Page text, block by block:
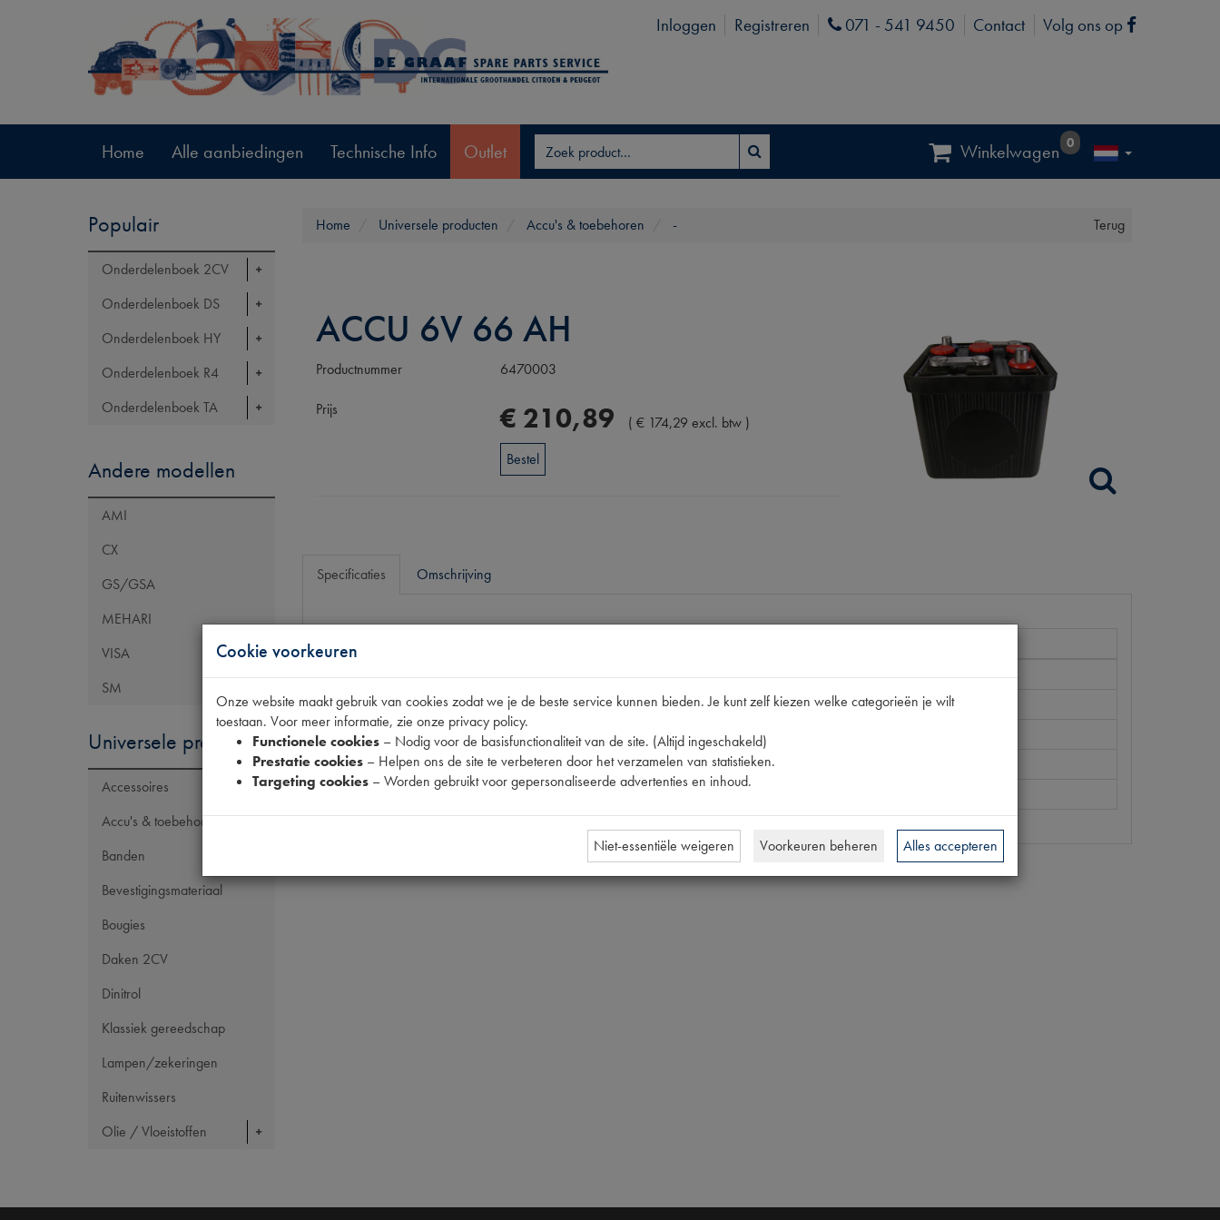
Inloggen Registreren Phone
071 - 541 9450 Contact Volg ons op Facebook
Home Alle aanbiedingen Technische Info Outlet Winkelwagen 0
Populair
Onderdelenboek 2CV
Onderdelenboek DS
Onderdelenboek HY
Onderdelenboek R4
Onderdelenboek TA
Andere modellen
AMI
CX
GS/GSA
MEHARI
VISA
SM
Universele producten
Accessoires
Accu's & toebehoren
Banden
Bevestigingsmateriaal
Bougies
Daken 2CV
Dinitrol
Klassiek gereedschap
Lampen/zekeringen
Ruitenwissers
Olie / Vloeistoffen
Terug
Home Universele producten Accu's & toebehoren -
ACCU 6V 66 AH
Productnummer 6470003
Prijs € 210,89 (€ 174,29 excl. btw )
Bestel
Specificaties Omschrijving
Model Citroën
TT
Tecdoc brandnummer
0
OE Citroën
6612
Codes
06611 | 6611 | M 6612 | P1
Cookie voorkeuren
Onze website maakt gebruik van cookies zodat we je de beste service kunnen bieden. Je kunt zelf kiezen welke categorieën je wilt
toestaan. Voor meer informatie, zie onze privacy policy.
Functionele cookies – Nodig voor de basisfunctionaliteit van de site. (Altijd ingeschakeld)
Prestatie cookies – Helpen ons de site te verbeteren door het verzamelen van statistieken.
Targeting cookies – Worden gebruikt voor gepersonaliseerde advertenties en inhoud.
Niet-essentiële weigeren Voorkeuren beheren Alles accepteren